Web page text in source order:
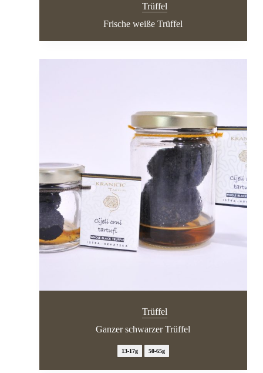
Trüffel
Frische weiße Trüffel
Trüffel
Ganzer schwarzer Trüffel
13-17g 50-65g